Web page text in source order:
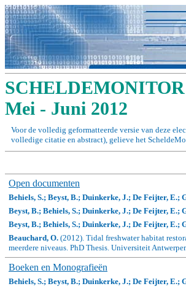
Mei - Juni 2012
Voor de volledig geformatteerde versie van deze
volledige citatie en abstract), gelieve het
Open documenten
Behiels, S.; Beyst, B.; Duinkerke, J.; De Feijter, E.;
Beyst, B.; Behiels, S.; Duinkerke, J.; De Feijter, E.;
Beyst, B.; Behiels, S.; Duinkerke, J.; De Feijter, E.;
Beauchard, O. (2012). Tidal freshwater habitat
meerdere niveaus. PhD Thesis. Universiteit
Boeken en Monografieën
Behiels, S.; Beyst, B.; Duinkerke, J.; De Feijter, E.;